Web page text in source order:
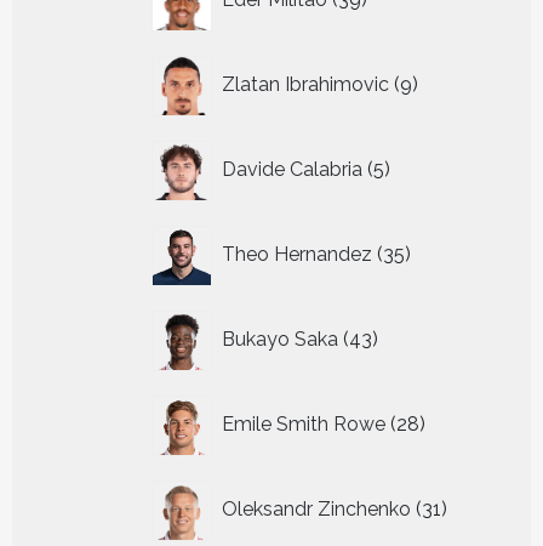
producten
Zlatan Ibrahimovic 9
producten
Davide Calabria 5
producten
Theo Hernandez 35
producten
Bukayo Saka 43
producten
Emile Smith Rowe 28
producten
Oleksandr Zinchenko 31
producten